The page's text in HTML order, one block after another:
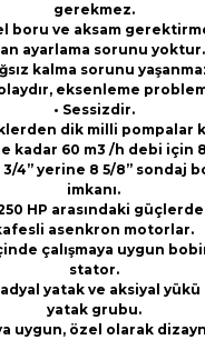
gerekmez.
boru ve aksam
ayarlama sorunu yoktur.
kalma sorunu
eksenleme
• Sessizdir.
dik milli pompalar
kadar 60 m3 /h debi için
3/4” yerine 8 5/8” sondaj
imkanı.
250 HP arasındaki
asenkron motorlar.
çalışmaya uygun
stator.
yatak ve aksiyal yükü
yatak grubu.
uygun, özel olarak